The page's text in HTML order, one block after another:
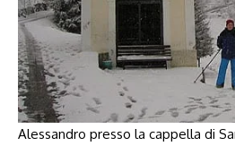
Alessandro presso la cappella di